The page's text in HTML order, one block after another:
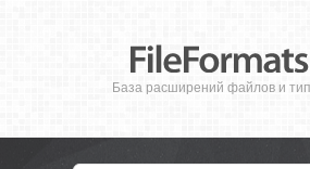
База расширений файлов и